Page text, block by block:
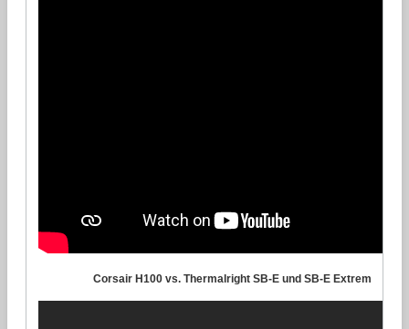
Corsair H100 vs. Thermalright SB-E und SB-E Extrem